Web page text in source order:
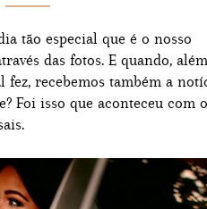
tão especial que é o nosso
das fotos. E quando,
recebemos também a
Foi isso que aconteceu com